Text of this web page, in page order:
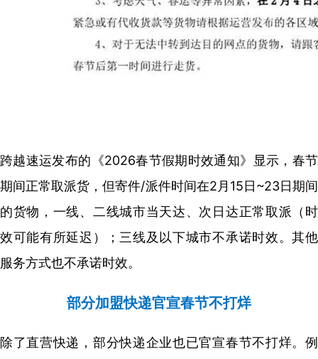
跨越速运发布的《2026春节假期时效通知》显示，春节
期间正常取派货，但寄件/派件时间在2月15日~23日期间
的货物，一线、二线城市当天达、次日达正常取派（时
效可能有所延迟）；三线及以下城市不承诺时效。其他
服务方式也不承诺时效。
部分加盟快递官宣春节不打烊
除了直营快递，部分快递企业也已官宣春节不打烊。例